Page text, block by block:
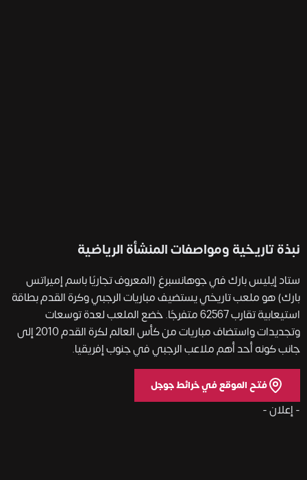
نبذة تاريخية ومواصفات المنشأة الرياضية
ستاد إيليس بارك في جوهانسبرغ (المعروف تجاريًا باسم إميراتس
بارك) هو ملعب تاريخي يستضيف مباريات الرجبي وكرة القدم بطاقة
استيعابية تقارب 62567 متفرجًا. خضع الملعب لعدة توسعات
وتجديدات واستضاف مباريات من كأس العالم لكرة القدم 2010 إلى
جانب كونه أحد أهم ملاعب الرجبي في جنوب إفريقيا.
فتح الموقع في خرائط جوجل
- إعلان -